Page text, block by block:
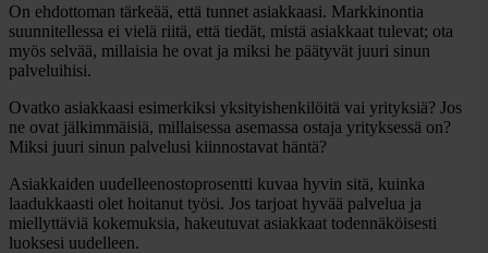
On ehdottoman tärkeää, että tunnet asiakkaasi. Markkinontia
suunnitellessa ei vielä riitä, että tiedät, mistä asiakkaat tulevat; ota
myös selvää, millaisia he ovat ja miksi he päätyvät juuri sinun
palveluihisi.
Ovatko asiakkaasi esimerkiksi yksityishenkilöitä vai yrityksiä? Jos
ne ovat jälkimmäisiä, millaisessa asemassa ostaja yrityksessä on?
Miksi juuri sinun palvelusi kiinnostavat häntä?
Asiakkaiden uudelleenostoprosentti kuvaa hyvin sitä, kuinka
laadukkaasti olet hoitanut työsi. Jos tarjoat hyvää palvelua ja
miellyttäviä kokemuksia, hakeutuvat asiakkaat todennäköisesti
luoksesi uudelleen.